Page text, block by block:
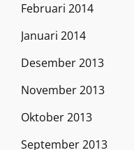
Februari 2014
Januari 2014
Desember 2013
November 2013
Oktober 2013
September 2013